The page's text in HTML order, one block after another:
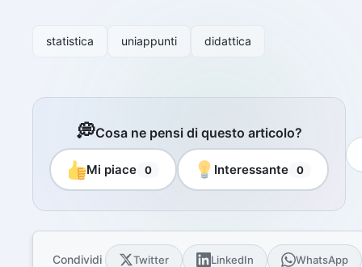
Risorse
Libri e guide
Ebook
10 guide
Knowledge
Knowledge
dominio
Università
17 atenei IT
statistica uniappunti didattica
💭Cosa ne pensi di questo articolo?
Mi piace 0 Interessante 0
Condividi Twitter LinkedIn WhatsApp